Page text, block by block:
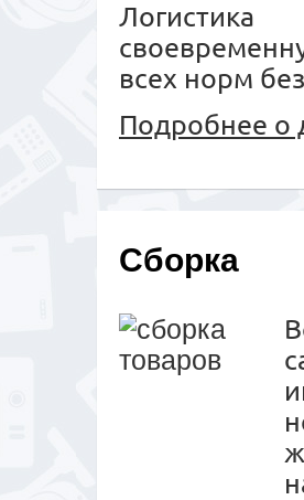
Логистика
всех норм
Подробнее о
Сборка